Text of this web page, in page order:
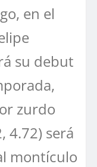
en el
su debut
zurdo
4.72) será
montículo